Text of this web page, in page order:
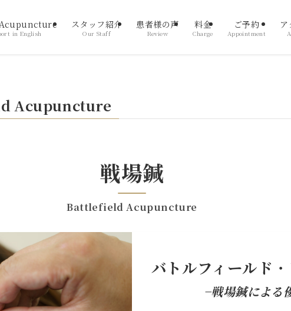
Acupuncture
in English
スタッフ紹介
Our Staff
患者様の声
Review
料金
Charge
ご予約
Appointment
Acupuncture
戦場鍼
Battlefield Acupuncture
バトルフィールド ・
−戦場鍼による